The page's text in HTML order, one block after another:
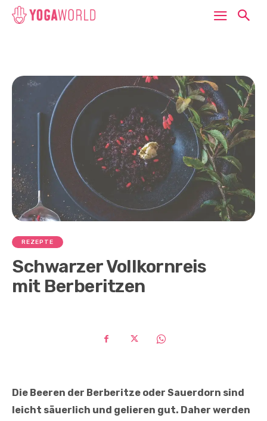
REZEPTE
Schwarzer Vollkornreis
mit Berberitzen
Die Beeren der Berberitze oder Sauerdorn sind
leicht säuerlich und gelieren gut. Daher werden